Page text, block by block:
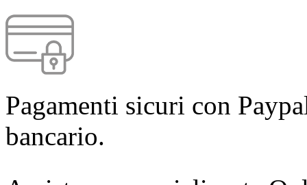
Pagamenti sicuri con
bancario.